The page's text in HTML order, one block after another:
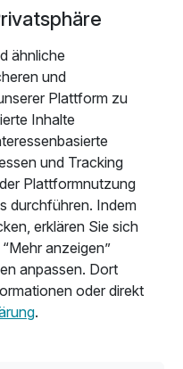
p.P. ab559,00 €
und beim Abendessen
ist Wunschziel für alle,
und eine
suchen. Die Ihren
und Leute
Heimat: ehrlich,
Zutaten aus der
und vielen kreativen
ähnliche
und
Plattform zu
Inhalte
und Tracking
Plattformnutzung
durchführen. Indem
erklären Sie sich
anzeigen”
anpassen. Dort
oder direkt
.